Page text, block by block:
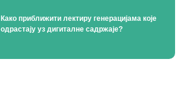
Како приближити лектиру генерацијама које
одрастају уз дигиталне садржаје?